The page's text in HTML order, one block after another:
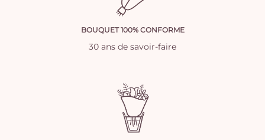
BOUQUET 100% CONFORME
30 ans de savoir-faire